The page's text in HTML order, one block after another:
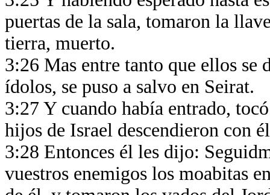
puertas de la sala, tomaron la
tierra, muerto.
3:26 Mas entre tanto que ellos se
ídolos, se puso a salvo en Seirat.
3:27 Y cuando había entrado,
hijos de Israel descendieron con
3:28 Entonces él les dijo:
vuestros enemigos los moabitas